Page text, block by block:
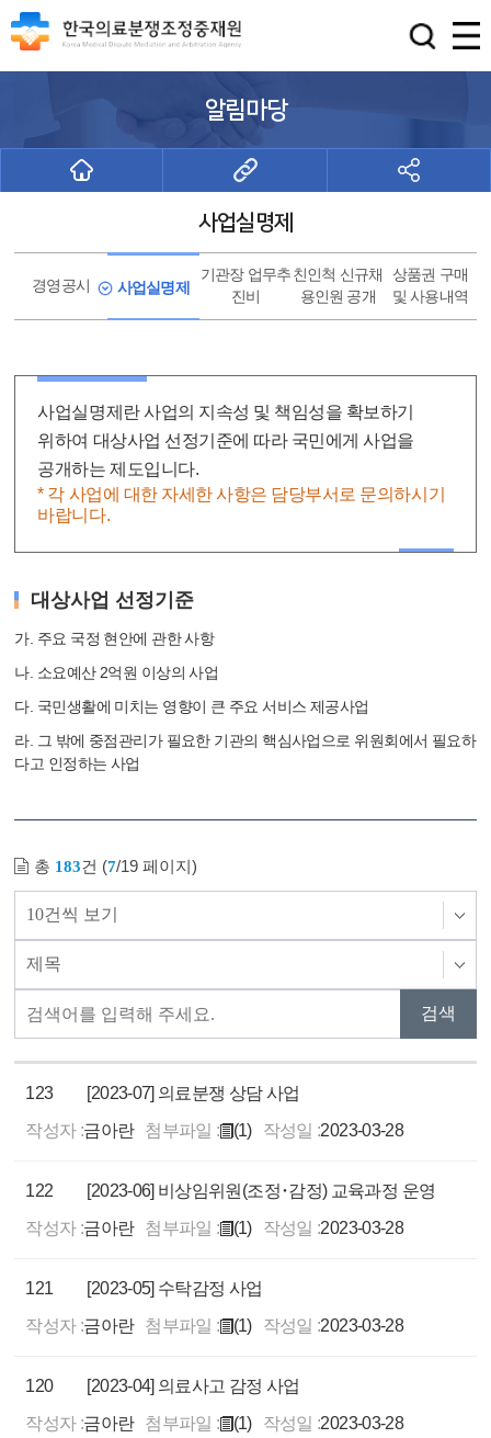
알림마당
사업실명제
경영공시 사업실명제
기관장 업무추
진비
친인척 신규채
용인원 공개
상품권 구매
및 사용내역
사업실명제란 사업의 지속성 및 책임성을 확보하기
위하여 대상사업 선정기준에 따라 국민에게 사업을
공개하는 제도입니다.
* 각 사업에 대한 자세한 사항은 담당부서로 문의하시기
바랍니다.
대상사업 선정기준
가. 주요 국정 현안에 관한 사항
나. 소요예산 2억원 이상의 사업
다. 국민생활에 미치는 영향이 큰 주요 서비스 제공사업
라. 그 밖에 중점관리가 필요한 기관의 핵심사업으로 위원회에서 필요하
다고 인정하는 사업
총 183건 (7/19 페이지)
123
[2023-07] 의료분쟁 상담 사업
작성자 :금아란 첨부파일 : (1) 작성일 :2023-03-28
122
[2023-06] 비상임위원(조정･감정) 교육과정 운영
작성자 :금아란 첨부파일 : (1) 작성일 :2023-03-28
121
[2023-05] 수탁감정 사업
작성자 :금아란 첨부파일 : (1) 작성일 :2023-03-28
120
[2023-04] 의료사고 감정 사업
작성자 :금아란 첨부파일 : (1) 작성일 :2023-03-28